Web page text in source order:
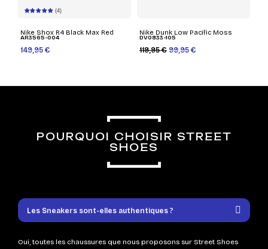
(4)
Nike Shox R4 Black Max Red
AR3565-004
149,95 €
Nike Dunk Low Pacific Moss
DV0833-105
119,95 € 99,95 €
POURQUOI CHOISIR STREET
SHOES
Les Sneakers sont-elles authentiques ?
Oui, toutes les chaussures que nous proposons sur Street Shoes